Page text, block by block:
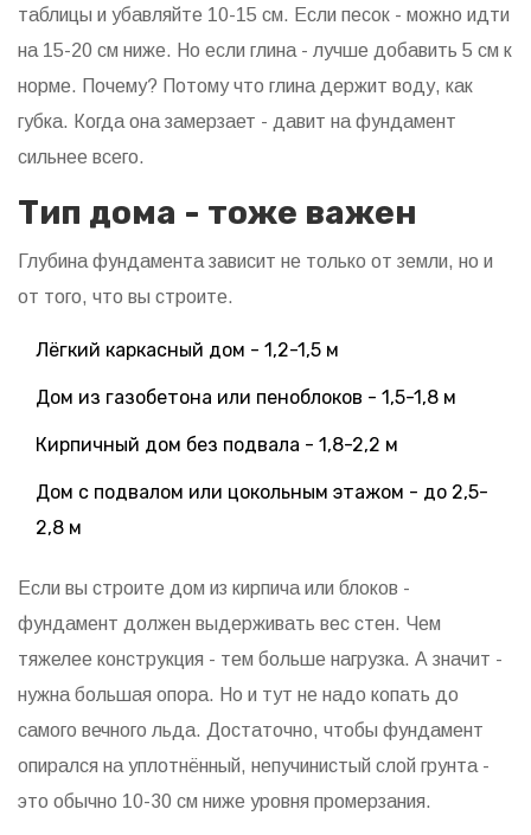
таблицы и убавляйте 10-15 см. Если песок - можно идти
на 15-20 см ниже. Но если глина - лучше добавить 5 см к
норме. Почему? Потому что глина держит воду, как
губка. Когда она замерзает - давит на фундамент
сильнее всего.
Тип дома - тоже важен
Глубина фундамента зависит не только от земли, но и
от того, что вы строите.
Лёгкий каркасный дом - 1,2-1,5 м
Дом из газобетона или пеноблоков - 1,5-1,8 м
Кирпичный дом без подвала - 1,8-2,2 м
Дом с подвалом или цокольным этажом - до 2,5-
2,8 м
Если вы строите дом из кирпича или блоков -
фундамент должен выдерживать вес стен. Чем
тяжелее конструкция - тем больше нагрузка. А значит -
нужна большая опора. Но и тут не надо копать до
самого вечного льда. Достаточно, чтобы фундамент
опирался на уплотнённый, непучинистый слой грунта -
это обычно 10-30 см ниже уровня промерзания.